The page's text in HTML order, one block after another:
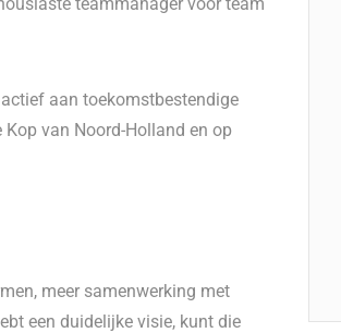
aan toekomstbestendige
van Noord-Holland en op
meer samenwerking met
een duidelijke visie, kunt die